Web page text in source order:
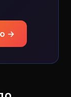
→